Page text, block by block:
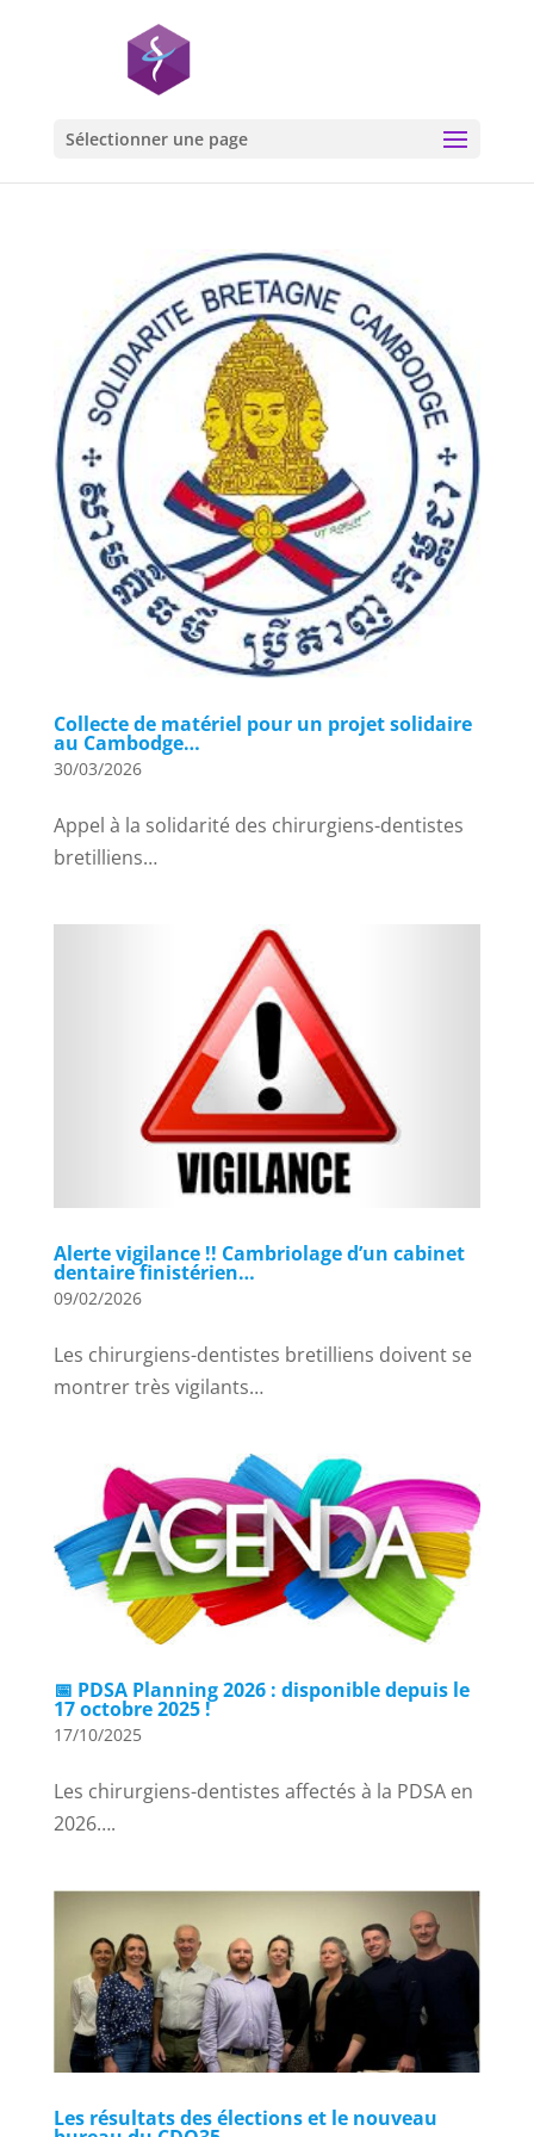
Sélectionner une page
Collecte de matériel pour un projet solidaire
au Cambodge…
30/03/2026
Appel à la solidarité des chirurgiens-dentistes
bretilliens…
Alerte vigilance !! Cambriolage d’un cabinet
dentaire finistérien…
09/02/2026
Les chirurgiens-dentistes bretilliens doivent se
montrer très vigilants…
📅 PDSA Planning 2026 : disponible depuis le
17 octobre 2025 !
17/10/2025
Les chirurgiens-dentistes affectés à la PDSA en
2026….
Les résultats des élections et le nouveau